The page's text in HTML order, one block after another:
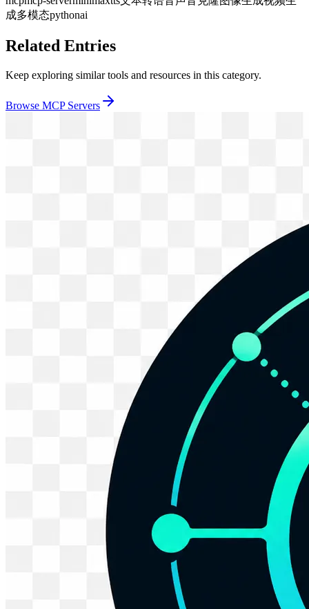
成多模态pythonai
Related Entries
Keep exploring similar tools and resources in this category.
Browse MCP Servers